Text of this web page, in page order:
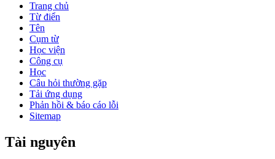
Trang chủ
Từ điển
Tên
Cụm từ
Học viện
Công cụ
Học
Câu hỏi thường gặp
Tải ứng dụng
Phản hồi & báo cáo lỗi
Sitemap
Tài nguyên